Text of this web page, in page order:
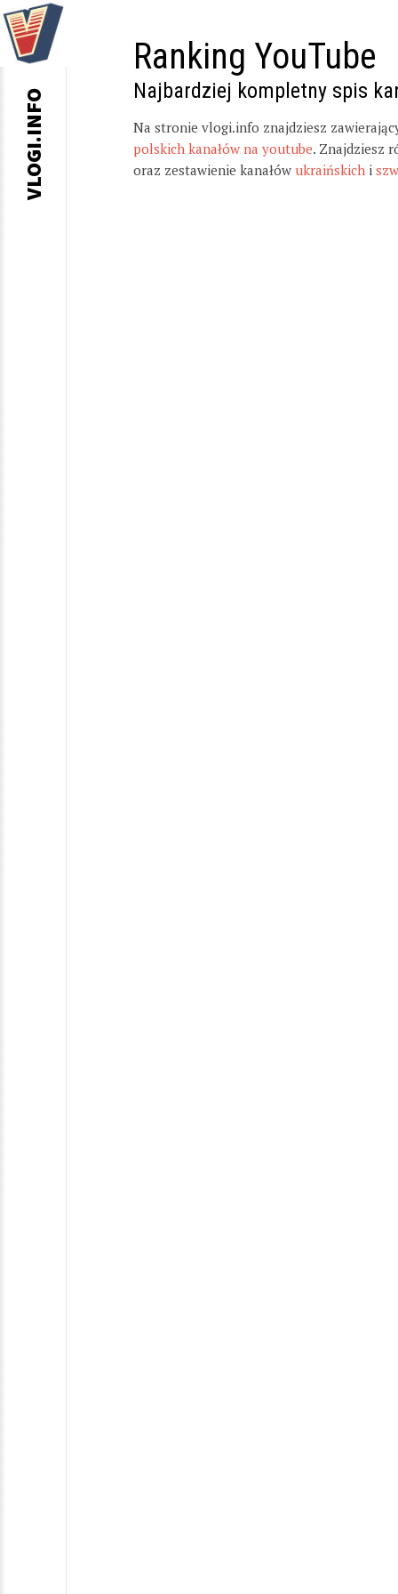
Ranking YouTube
Najbardziej kompletny spis
Na stronie vlogi.info znajdziesz
polskich kanałów na youtube. Znajdziesz
oraz zestawienie kanałów ukraińskich i
VLOGI.INFO